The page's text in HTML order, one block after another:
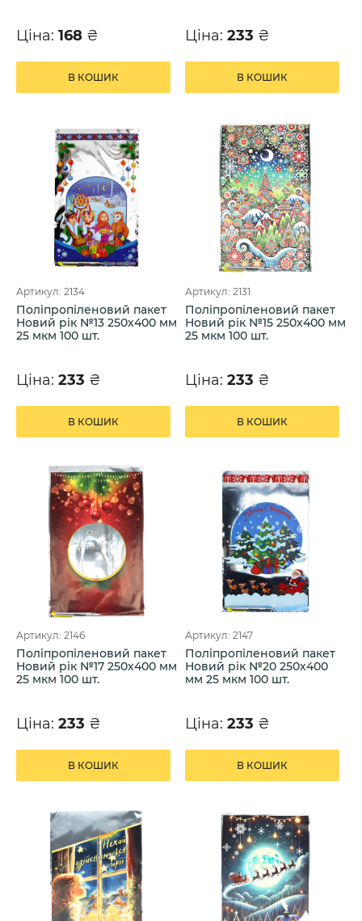
Ціна: 168 ₴
В КОШИК
Ціна: 233 ₴
В КОШИК
Артикул: 2134
Поліпропіленовий пакет
Новий рік №13 250х400 мм
25 мкм 100 шт.
Ціна: 233 ₴
В КОШИК
Артикул: 2131
Поліпропіленовий пакет
Новий рік №15 250х400 мм
25 мкм 100 шт.
Ціна: 233 ₴
В КОШИК
Артикул: 2146
Поліпропіленовий пакет
Новий рік №17 250х400 мм
25 мкм 100 шт.
Ціна: 233 ₴
В КОШИК
Артикул: 2147
Поліпропіленовий пакет
Новий рік №20 250х400
мм 25 мкм 100 шт.
Ціна: 233 ₴
В КОШИК